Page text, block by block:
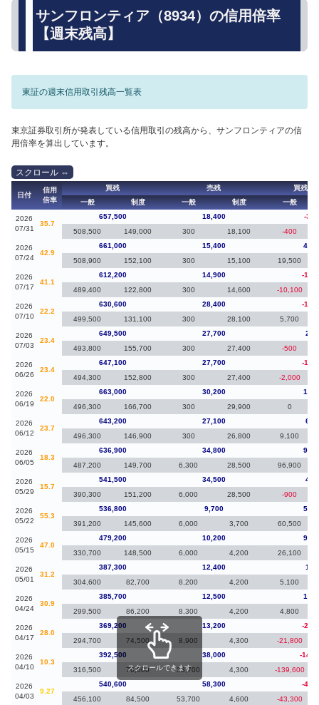
サンフロンティア（8934）の信用倍率
【週末残高】
東証の週末信用取引残高一覧表
東京証券取引所が発表している信用取引の残高から、サンフロンティアの信
用倍率を算出しています。
日付
信用
倍率
買残 売残
買残（
一般
制度 一般 制度 一般
2026
07/31
35.7
657,500 18,400
-
508,500
149,000 300 18,100 -400
2026
07/24
42.9
661,000 15,400
508,900
152,100 300 15,100 19,500
2026
07/17
41.1
612,200 14,900
-
489,400
122,800 300 14,600 -10,100
2026
07/10
22.2
630,600 28,400
-
499,500
131,100 300 28,100 5,700
2026
07/03
23.4
649,500 27,700
493,800
155,700 300 27,400 -500
2026
06/26
23.4
647,100 27,700
-
494,300
152,800 300 27,400 -2,000
2026
06/19
22.0
663,000 30,200
496,300
166,700 300 29,900 0
2026
06/12
23.7
643,200 27,100
496,300
146,900 300 26,800 9,100
2026
06/05
18.3
636,900 34,800
487,200
149,700 6,300 28,500 96,900
2026
05/29
15.7
541,500 34,500
390,300
151,200 6,000 28,500 -900
2026
05/22
55.3
536,800 9,700
391,200
145,600 6,000 3,700 60,500
2026
05/15
47.0
479,200 10,200
330,700
148,500 6,000 4,200 26,100
2026
05/01
31.2
387,300 12,400
304,600
82,700 8,200 4,200 5,100
2026
04/24
30.9
385,700 12,500
299,500
86,200 8,300 4,200 4,800
2026
04/17
28.0
369,200 13,200
-
294,700
74,500 8,900 4,300 -21,800
2026
04/10
10.3
392,500 38,000
-
316,500
76,000 33,700 4,300 -139,600
2026
04/03
9.27
540,600 58,300
-
456,100
84,500 53,700 4,600 -43,300
スクロールできます